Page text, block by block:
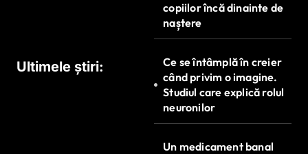
Ultimele știri:
copiilor încă dinainte de
naștere
Ce se întâmplă în creier
când privim o imagine.
Studiul care explică rolul
neuronilor
Un medicament banal